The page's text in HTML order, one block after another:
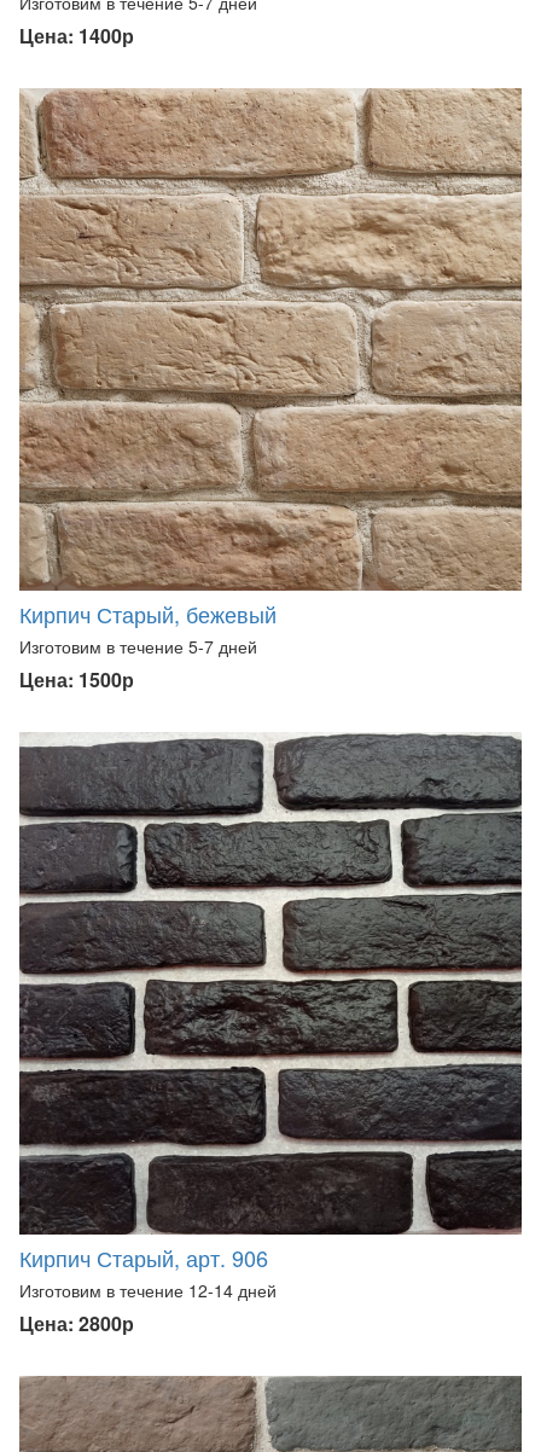
Цена: 1400р
Кирпич Старый, бежевый
Изготовим в течение 5-7 дней
Цена: 1500р
Кирпич Старый, арт. 906
Изготовим в течение 12-14 дней
Цена: 2800р